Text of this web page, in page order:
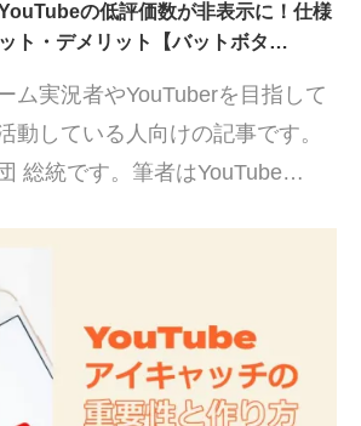
の低評価数が非表示に！仕様
ト・デメリット【バットボタ…
ム実況者やYouTuberを目指して
動している人向けの記事です。
総統です。筆者はYouTube…